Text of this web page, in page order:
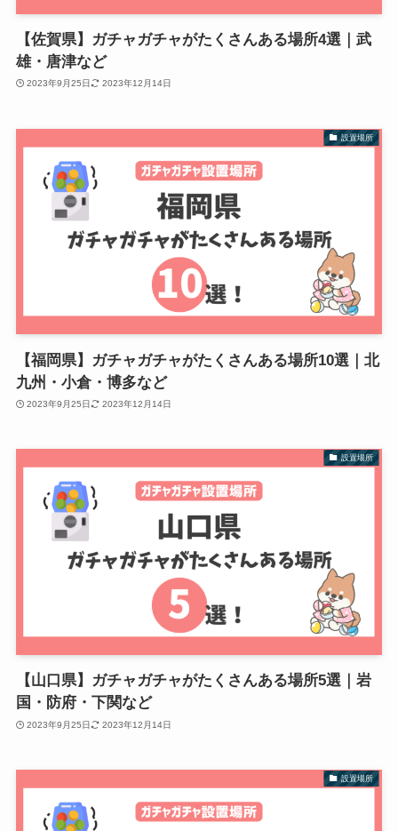
【佐賀県】ガチャガチャがたくさんある場所4選｜武
雄・唐津など
2023年9月25日 2023年12月14日
設置場所
【福岡県】ガチャガチャがたくさんある場所10選｜北
九州・小倉・博多など
2023年9月25日 2023年12月14日
設置場所
【山口県】ガチャガチャがたくさんある場所5選｜岩
国・防府・下関など
2023年9月25日 2023年12月14日
設置場所